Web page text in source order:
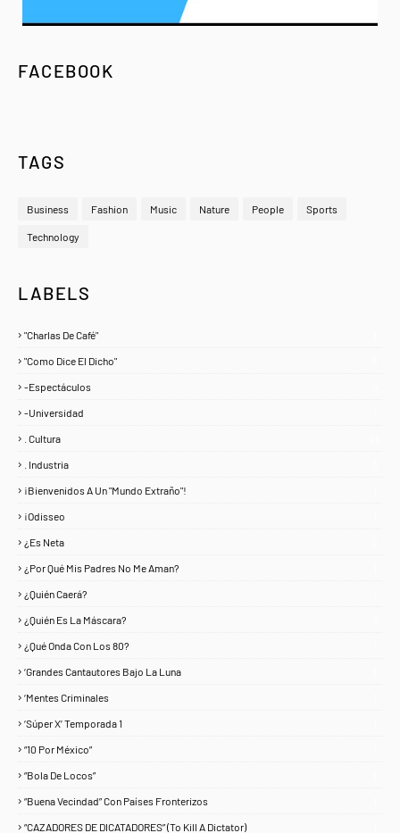
FACEBOOK
TAGS
Business Fashion Music Nature People Sports
Technology
LABELS
"Charlas De Café"
"Como Dice El Dicho"
-Espectáculos
-Universidad
. Cultura
. Industria
¡Bienvenidos A Un "Mundo Extraño"!
¡Odisseo
¿Es Neta
¿Por Qué Mis Padres No Me Aman?
¿Quién Caerá?
¿Quién Es La Máscara?
¿Qué Onda Con Los 80?
‘Grandes Cantautores Bajo La Luna
‘Mentes Criminales
‘Súper X’ Temporada 1
“10 Por México”
“Bola De Locos”
“Buena Vecindad” Con Países Fronterizos
“CAZADORES DE DICATADORES” (To Kill A Dictator)